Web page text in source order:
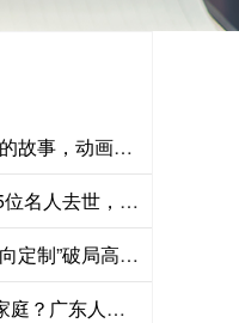
犀牛配资 讲述关于记忆和勇气的故事，动画《记忆管理局》播出
沪深A融通 一路走好! 不到2天5位名人去世，其中三位都姓刘，最小的才61岁
广发E配 黔南民族师范学院“反向定制”破局高校就业难
盛康配资 “长餐桌”退出小户型家庭？广东人的妙招让邻居纷纷效仿！